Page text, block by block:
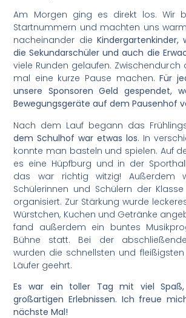
Am Morgen ging es direkt los. Wir
Startnummern und machten uns
nacheinander die Kindergartenkinder,
die Sekundarschüler und auch die
viele Runden gelaufen.
mal eine kurze Pause machen.Für
unsere Sponsoren Geld gespendet,
Bewegungsgeräte auf dem Pausenhof
Nach dem Lauf begann das
dem Schulhof war etwas los. In
konnte man basteln und spielen. Auf
es eine Hüpfburg und in der
das war richtig witzig! Außerdem
Schülerinnen und Schülern der
organisiert. Zur Stärkung wurde
Würstchen, Kuchen und Getränke
fand außerdem ein buntes
Bühne statt. Bei der
wurden die schnellsten und
Läufer geehrt.
Es war ein toller Tag mit viel Spaß,
großartigen Erlebnissen. Ich freue
nächste Mal!